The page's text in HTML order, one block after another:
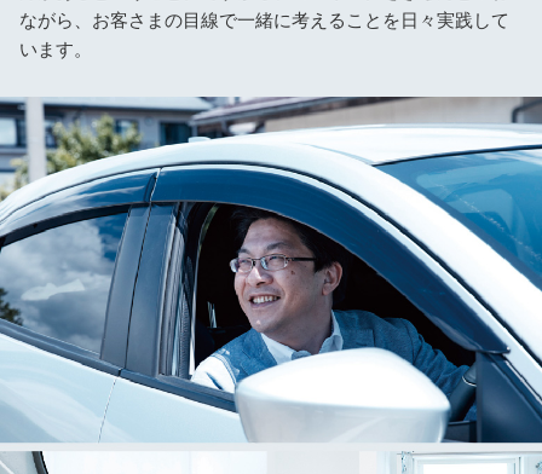
ながら、お客さまの目線で一緒に考えることを日々実践して
います。